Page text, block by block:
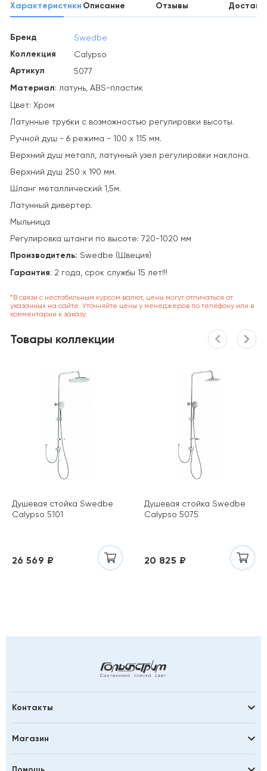
Характеристики Описание Отзывы
Бренд Swedbe
Коллекция Calypso
Артикул 5077
Материал: латунь, АВS-пластик
Цвет: Хром
Латунные трубки с возможностью регулировки высоты.
Ручной душ - 6 режима - 100 х 115 мм.
Верхний душ металл, латунный узел регулировки наклона.
Верхний душ 250 х 190 мм.
Шланг металлический 1,5м.
Латунный дивертер.
Мыльница
Регулировка штанги по высоте: 720-1020 мм
Производитель: Swedbe (Швеция)
Гарантия: 2 года, срок службы 15 лет!!!
*В связи с нестабильным курсом валют, цены могут отличаться от
указанных на сайте. Уточняйте цены у менеджеров по телефону или в
комментарии к заказу.
Товары коллекции
Душевая стойка Swedbe
Calypso 5101
26 569 ₽
Душевая стойка Swedbe
Calypso 5075
20 825 ₽
Контакты
Магазин